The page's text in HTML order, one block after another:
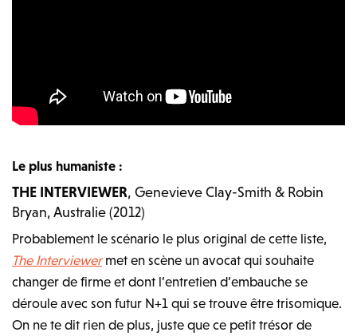
Le plus humaniste :
THE INTERVIEWER, Genevieve Clay-Smith & Robin
Bryan, Australie (2012)
Probablement le scénario le plus original de cette liste,
The Interviewermet en scène un avocat qui souhaite
changer de firme et dont l’entretien d’embauche se
déroule avec son futur N+1 qui se trouve être trisomique.
On ne te dit rien de plus, juste que ce petit trésor de